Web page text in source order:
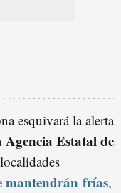
esquivará la alerta
Agencia Estatal de
mantendrán frías,